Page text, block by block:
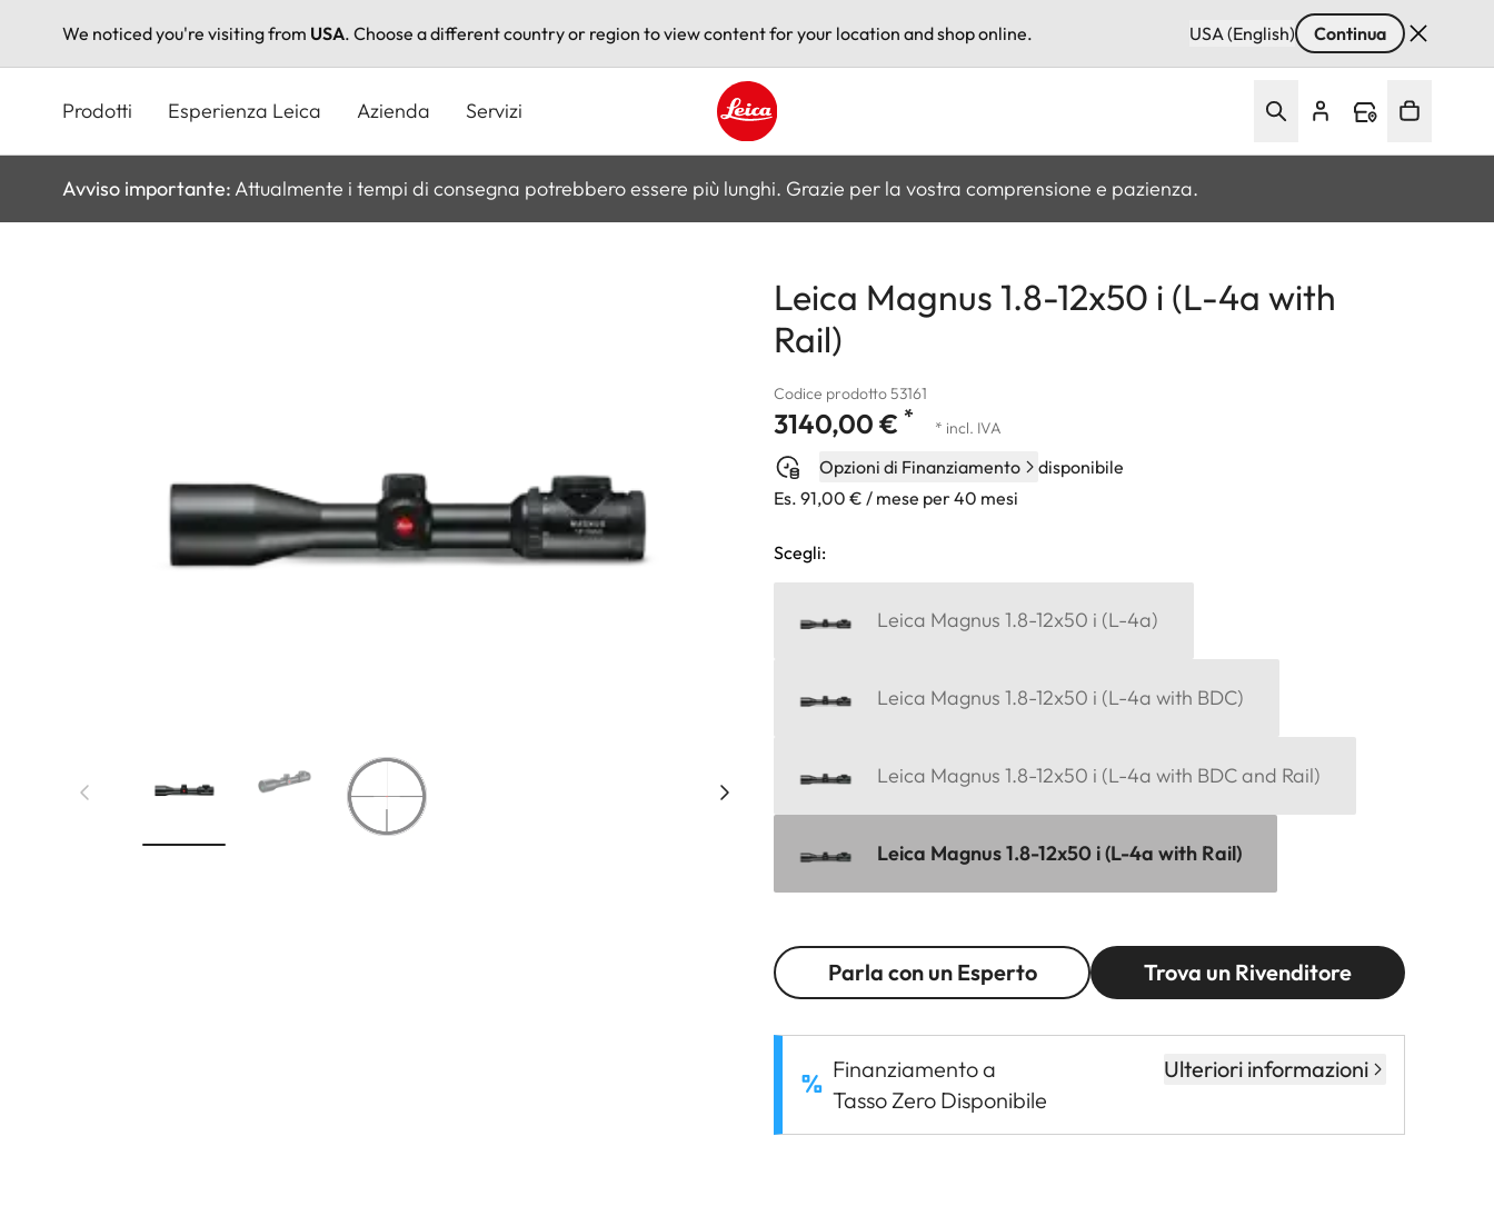
We noticed you're visiting from USA. Choose a different country or region to view content for your location and shop online. USA (English) Continua
principale
Prodotti Esperienza Leica Azienda Servizi
Leica logo - Home
Avviso importante: Attualmente i tempi di consegna potrebbero essere più lunghi. Grazie per la vostra comprensione e pazienza.
Leica Magnus 1.8-12x50 i (L-4a with
Rail)
Codice prodotto 53161
3140,00 € * * incl. IVA
Opzioni di Finanziamento
disponibile
Es. 91,00 € / mese per 40 mesi
Scegli:
Leica Magnus 1.8-12x50 i (L-4a)
Leica Magnus 1.8-12x50 i (L-4a with BDC)
Leica Magnus 1.8-12x50 i (L-4a with BDC and Rail)
Leica Magnus 1.8-12x50 i (L-4a with Rail)
Parla con un Esperto Trova un Rivenditore
Finanziamento a
Tasso Zero Disponibile
Ulteriori informazioni